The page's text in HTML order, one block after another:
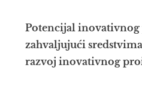
Potencijal inovativnog
zahvaljujući
razvoj inovativnog